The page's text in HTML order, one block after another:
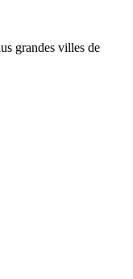
grandes villes de